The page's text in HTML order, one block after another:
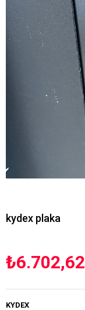
kydex plaka
₺6.702,62
KYDEX